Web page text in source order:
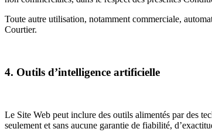
Toute autre utilisation, notamment commerciale,
Courtier.
4. Outils d’intelligence artificielle
Le Site Web peut inclure des outils alimentés par des
seulement et sans aucune garantie de fiabilité,